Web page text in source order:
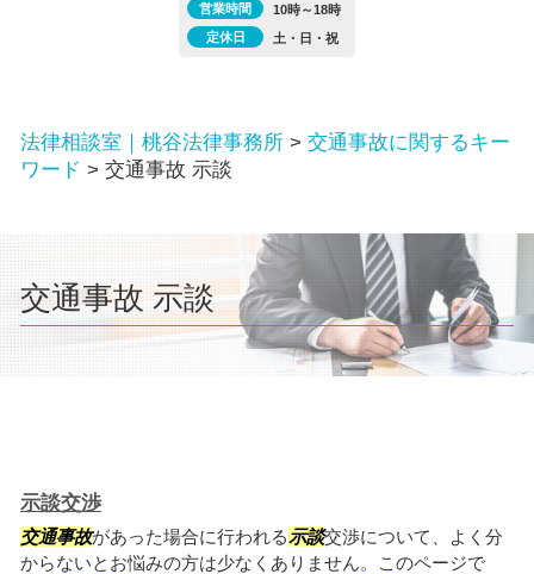
営業時間
10時～18時
定休日
土・日・祝
法律相談室｜桃谷法律事務所 > 交通事故に関するキー
ワード > 交通事故 示談
交通事故 示談
示談交渉
交通事故があった場合に行われる示談交渉について、よく分
からないとお悩みの方は少なくありません。このページで